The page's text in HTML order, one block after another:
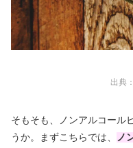
出典：
そもそも、ノンアルコール
うか。まずこちらでは、
ノ